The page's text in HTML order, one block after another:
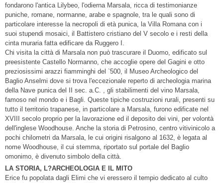
fondarono l'antica Lilybeo, l'odierna Marsala, ricca di testimonianze
puniche, romane, normanne, arabe e spagnole, tra le quali sono di
particolare interesse la necropoli di età punica, la Villa Romana con i
suoi stupendi mosaici, il Battistero cristiano del V secolo e i resti della
cinta muraria fatta edificare da Ruggero I.
Chi visita la città di Marsala non può trascurare il Duomo, edificato sul
preesistente Castello Normanno, che accoglie opere del Gagini e otto
preziosissimi arazzi fiamminghi del `500, il Museo Archeologico del
Baglio Anselmi dove si trova l'eccezionale reperto di archeologia marina
della Nave punica del II sec. a.C. , gli stabilimenti del vino Marsala,
famoso nel mondo e i Bagli. Queste tipiche costruzioni rurali, presenti su
tutto il territorio trapanese, in particolare a Marsala, furono edificate nel
XVIII secolo proprio per la lavorazione ed il deposito dei vini, per volontà
dell'inglese Woodhouse. Anche la storia di Petrosino, centro vitivinicolo a
pochi chilometri da Marsala, le cui origini risalgono al 1632, è legata al
nome Woodhouse, il cui stemma, riportato sul portale del Baglio
omonimo, è divenuto simbolo della città.
LA STORIA, L?ARCHEOLOGIA E IL MITO
Erice fu popolata dagli Elimi che vi eressero il tempio dedicato al culto